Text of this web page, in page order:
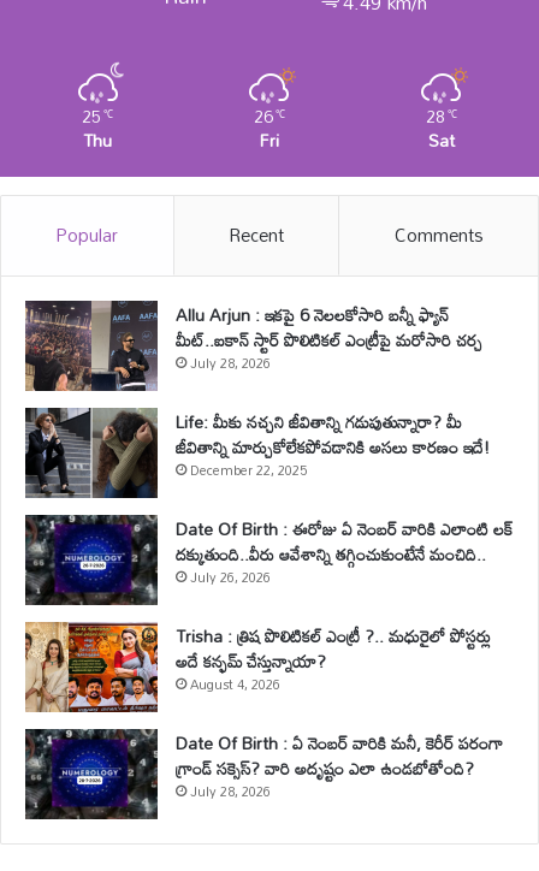
25℃
Thu
26℃
Fri
28℃
Sat
Popular Recent Comments
Allu Arjun : ఇకపై 6 నెలలకోసారి బన్నీ ఫ్యాన్
మీట్..ఐకాన్ స్టార్ పొలిటికల్ ఎంట్రీపై మరోసారి చర్చ
July 28, 2026
Life: మీకు నచ్చని జీవితాన్ని గడుపుతున్నారా? మీ
జీవితాన్ని మార్చుకోలేకపోవడానికి అసలు కారణం ఇదే!
December 22, 2025
Date Of Birth : ఈరోజు ఏ నెంబర్ వారికి ఎలాంటి లక్
దక్కుతుంది..వీరు ఆవేశాన్ని తగ్గించుకుంటేనే మంచిది..
July 26, 2026
Trisha : త్రిష పొలిటికల్ ఎంట్రీ ?.. మధురైలో పోస్టర్లు
అదే కన్ఫమ్ చేస్తున్నాయా?
August 4, 2026
Date Of Birth : ఏ నెంబర్ వారికి మనీ, కెరీర్ పరంగా
గ్రాండ్ సక్సెస్? వారి అదృష్టం ఎలా ఉండబోతోంది?
July 28, 2026